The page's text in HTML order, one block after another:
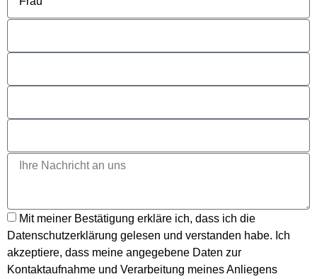
Mit meiner Bestätigung erkläre ich, dass ich die
Datenschutzerklärung gelesen und verstanden habe. Ich
akzeptiere, dass meine angegebene Daten zur
Kontaktaufnahme und Verarbeitung meines Anliegens